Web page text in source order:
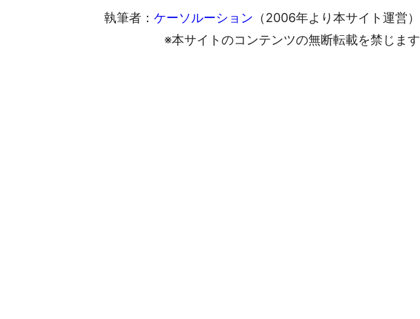
執筆者： ケーソルーション （2006年より本サイト運営）
※本サイトのコンテンツの無断転載を禁じます